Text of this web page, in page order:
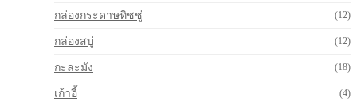
กล่องกระดาษทิชชู่ (12)
กล่องสบู่ (12)
กะละมัง (18)
เก้าอี้ (4)